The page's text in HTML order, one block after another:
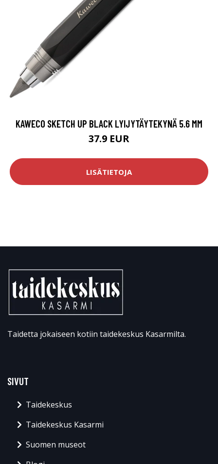
KAWECO SKETCH UP BLACK LYIJYTÄYTEKYNÄ 5.6 MM
37.9 EUR
LISÄTIETOJA
Taidetta jokaiseen kotiin taidekeskus Kasarmilta.
SIVUT
Taidekeskus
Taidekeskus Kasarmi
Suomen museot